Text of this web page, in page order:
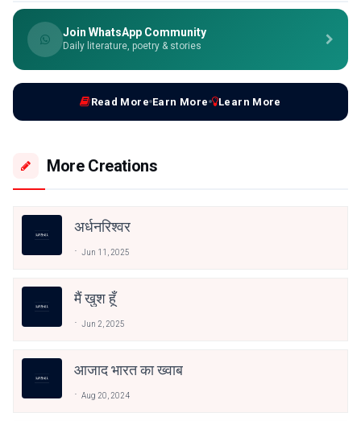
Join WhatsApp Community
Daily literature, poetry & stories
Read More Earn More Learn More
More Creations
अर्धनरिश्वर
Jun 11, 2025
मैं खुश हूँ
Jun 2, 2025
आजाद भारत का ख्वाब
Aug 20, 2024